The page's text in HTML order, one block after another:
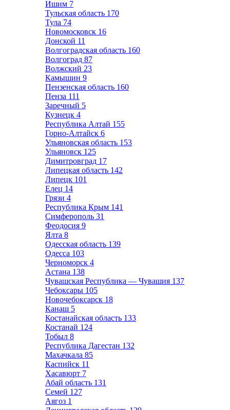
Ишим 7
Тульская область 170
Тула 74
Новомосковск 16
Донской 11
Волгоградская область 160
Волгоград 87
Волжский 23
Камышин 9
Пензенская область 160
Пенза 111
Заречный 5
Кузнецк 4
Республика Алтай 155
Горно-Алтайск 6
Ульяновская область 153
Ульяновск 125
Димитровград 17
Липецкая область 142
Липецк 101
Елец 14
Грязи 4
Республика Крым 141
Симферополь 31
Феодосия 9
Ялта 8
Одесская область 139
Одесса 103
Черноморск 4
Астана 138
Чувашская Республика — Чувашия 137
Чебоксары 105
Новочебоксарск 18
Канаш 5
Костанайская область 133
Костанай 124
Тобыл 8
Республика Дагестан 132
Махачкала 85
Каспийск 11
Хасавюрт 7
Абай область 131
Семей 127
Аягоз 1